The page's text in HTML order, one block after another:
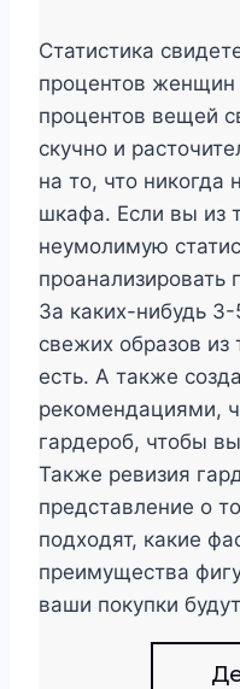
Статистика
процентов женщин
процентов вещей
скучно и
на то, что никогда
шкафа. Если вы из
неумолимую
проанализировать
За каких-нибудь
свежих образов
есть. А также
рекомендациями,
гардероб, чтобы
Также ревизия
представление о
подходят, какие
преимущества
ваши покупки